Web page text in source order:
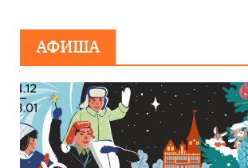
АФИША